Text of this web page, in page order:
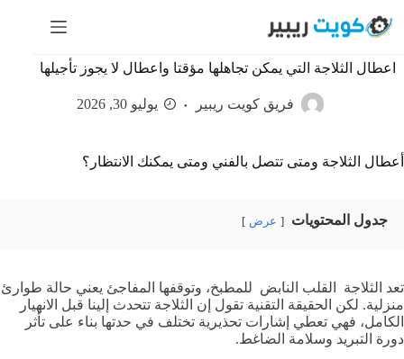
إلى
المحتوى
اعطال الثلاجة التي يمكن تجاهلها مؤقتا واعطال لا يجوز تأجيلها
فريق كويت ريبير يوليو 30, 2026
أعطال الثلاجة ومتى تتصل بالفني ومتى يمكنك الانتظار؟
جدول المحتويات عرض
تعد الثلاجة القلب النابض للمطبخ، وتوقفها المفاجئ يعني حالة طوارئ
منزلية. لكن الحقيقة التقنية تقول إن الثلاجة تتحدث إلينا قبل الانهيار
الكامل، فهي تعطي إشارات تحذيرية تختلف في حدتها بناء على تأثر
دورة التبريد وسلامة الضاغط.